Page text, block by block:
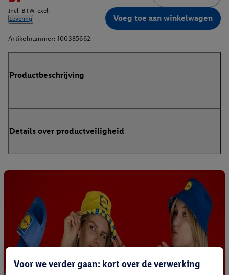
Incl. BTW. excl.
Levering
Voeg toe aan winkelwagen
Artikelnummer: 100385662
Productbeschrijving
Details over productveiligheid
Voor we verder gaan: kort over de verwerking